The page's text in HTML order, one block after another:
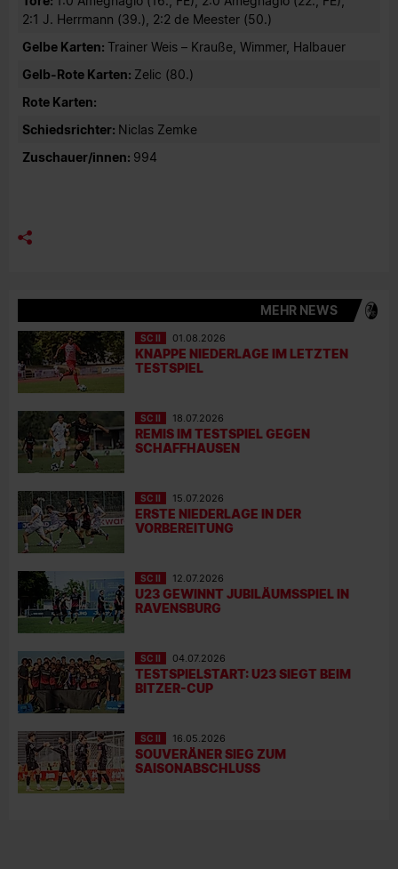
2:1 J. Herrmann (39.), 2:2 de Meester (50.)
Gelbe Karten: Trainer Weis – Krauße, Wimmer, Halbauer
Gelb-Rote Karten: Zelic (80.)
Rote Karten:
Schiedsrichter: Niclas Zemke
Zuschauer/innen: 994
MEHR NEWS
SC II 01.08.2026
KNAPPE NIEDERLAGE IM LETZTEN
TESTSPIEL
SC II 18.07.2026
REMIS IM TESTSPIEL GEGEN
SCHAFFHAUSEN
SC II 15.07.2026
ERSTE NIEDERLAGE IN DER
VORBEREITUNG
SC II 12.07.2026
U23 GEWINNT JUBILÄUMSSPIEL IN
RAVENSBURG
SC II 04.07.2026
TESTSPIELSTART: U23 SIEGT BEIM
BITZER-CUP
SC II 16.05.2026
SOUVERÄNER SIEG ZUM
SAISONABSCHLUSS